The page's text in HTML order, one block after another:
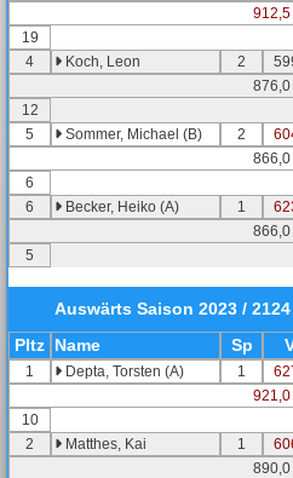
912,5
19
4
Koch, Leon 2
876,0
12
5
Sommer, Michael (B) 2
866,0
6
6
Becker, Heiko (A) 1
866,0
5
Auswärts Saison 2023 /
Pltz Name Sp
1 Depta, Torsten (A) 1
921,0
10
2
Matthes, Kai 1
890,0